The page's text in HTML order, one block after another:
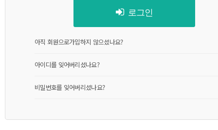
로그인
아직 회원으로가입하지 않으셨나요?
아이디를 잊어버리셨나요?
비밀번호를 잊어버리셨나요?